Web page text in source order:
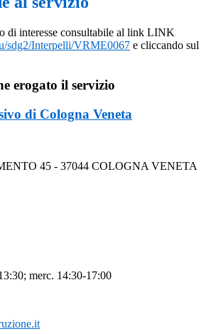
di interesse consultabile al link LINK
sdg2/Interpelli/VRME0067 e cliccando sul
erogato il servizio
di Cologna Veneta
45 - 37044 COLOGNA VENETA
merc. 14:30-17:00